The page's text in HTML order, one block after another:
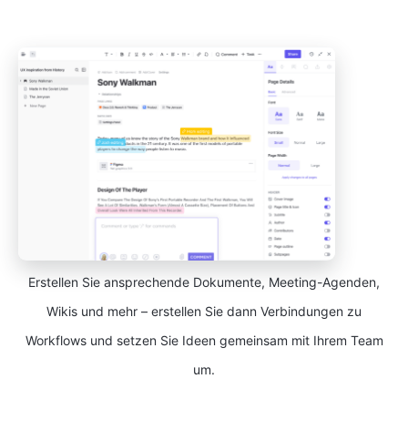
Erstellen Sie ansprechende Dokumente, Meeting-Agenden,
Wikis und mehr – erstellen Sie dann Verbindungen zu
Workflows und setzen Sie Ideen gemeinsam mit Ihrem Team
um.